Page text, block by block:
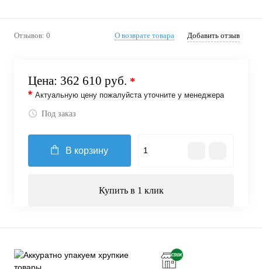
Отзывов: 0 О возврате товара Добавить отзыв
Цена: 362 610 руб. *
* Актуальную цену пожалуйста уточните у менеджера
Под заказ
В корзину
Купить в 1 клик